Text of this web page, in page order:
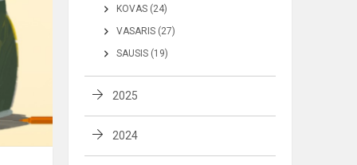
KOVAS (24)
VASARIS (27)
SAUSIS (19)
2025
2024